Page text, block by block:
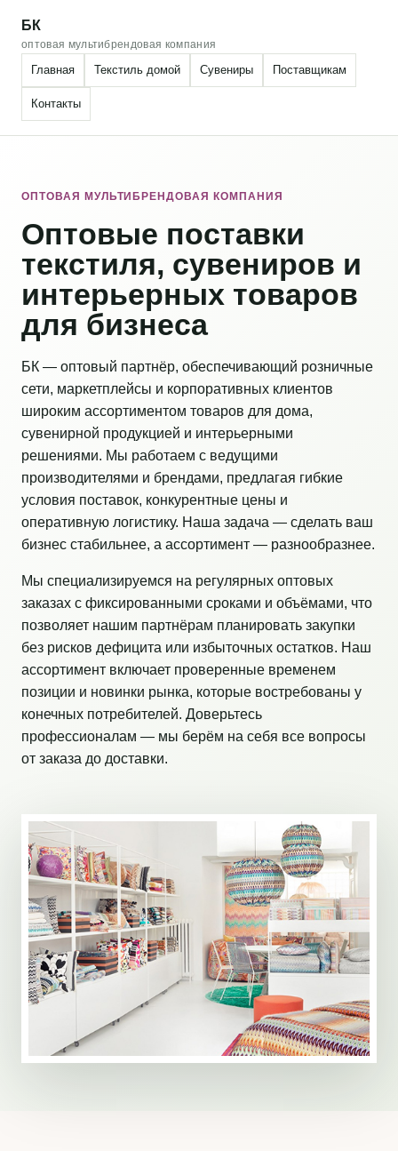
БК
оптовая мультибрендовая компания
Главная Текстиль домой Сувениры Поставщикам
Контакты
ОПТОВАЯ МУЛЬТИБРЕНДОВАЯ КОМПАНИЯ
Оптовые поставки
текстиля, сувениров и
интерьерных товаров
для бизнеса
БК — оптовый партнёр, обеспечивающий розничные
сети, маркетплейсы и корпоративных клиентов
широким ассортиментом товаров для дома,
сувенирной продукцией и интерьерными
решениями. Мы работаем с ведущими
производителями и брендами, предлагая гибкие
условия поставок, конкурентные цены и
оперативную логистику. Наша задача — сделать ваш
бизнес стабильнее, а ассортимент — разнообразнее.
Мы специализируемся на регулярных оптовых
заказах с фиксированными сроками и объёмами, что
позволяет нашим партнёрам планировать закупки
без рисков дефицита или избыточных остатков. Наш
ассортимент включает проверенные временем
позиции и новинки рынка, которые востребованы у
конечных потребителей. Доверьтесь
профессионалам — мы берём на себя все вопросы
от заказа до доставки.